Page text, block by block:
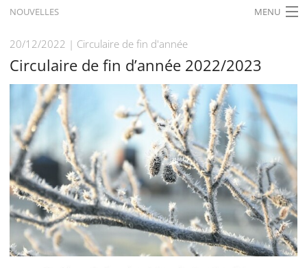
NOUVELLES MENU
ACCUEIL
ACTUALITÉS
EXPOSITIONS
HISTORIQUE
FORMATION
RECHERCHE
SERVICE
Français
20/12/2022 Circulaire de fin d'année
Circulaire de fin d’année 2022/2023